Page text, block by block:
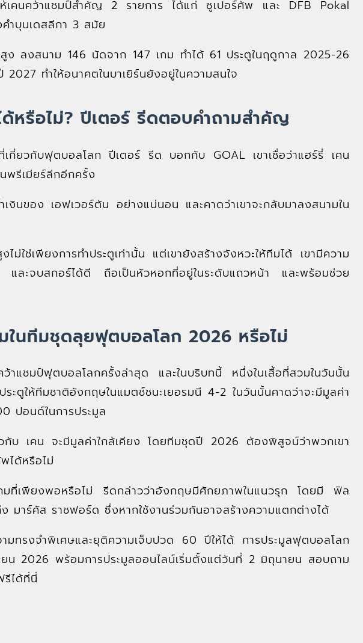
ให้เคนคว้าแชมป์สำคัญ 2 รายการ ได้แก่ ซูเปอร์คัพ และ DFB Pokal
ำบุนเดสลีกา 3 สมัย
ง ลงสนาม 146 นัดจาก 147 เกม ทำได้ 61 ประตูในฤดูกาล 2025-26
ทำให้อนาคตในบาเยิร์นยังอยู่ในความสนใจ
หรือไม่? ปีเตอร์ รีดตอบคำถามสำคัญ
เกี่ยวกับฟุตบอลโลก ปีเตอร์ รีด บอกกับ GOAL เขาเชื่อว่าแฮร์รี่ เคน
พรีเมียร์ลีกอีกครั้ง
เงินของ เอฟเวอร์ตัน อย่างแน่นอน และคาดว่าเขาจะกลับมาลงสนามใน
ม่ใช่เพียงการทำประตูเท่านั้น แต่เขายังสร้างจังหวะให้ทีมได้ เขามีความ
ละจบสกอร์ได้ดี ถือเป็นหัวหอกที่อยู่ในระดับแถวหน้า และพร้อมช่วย
ในทีมชุดลุยฟุตบอลโลก 2026 หรือไม่
าแชมป์ฟุตบอลโลกครั้งล่าสุด และในบริบทนี้ หนึ่งในเสื้อที่สวมในวันนั้น
ะตูให้ทีมชาติอังกฤษในแมตช์ชนะเยอรมนี 4-2 ในวันนั้นคาดว่าจะมีมูลค่า
ปอนด์ในการประมูล
วกับ เคน จะมีมูลค่าใกล้เคียง โดยทีมชุดปี 2026 ต้องพิสูจน์ว่าพวกเขา
ได้หรือไม่
ที่เพียงพอหรือไม่ รีดกล่าวว่าอังกฤษมีศักยภาพในแนวรุก โดยมี ฟิล
มาร์คัส ราชฟอร์ด ซึ่งหากใช้งานร่วมกันอาจสร้างความแตกต่างได้
มทรงจำพิเศษและยุติความเจ็บปวด 60 ปีให้ได้ การประมูลฟุตบอลโลก
น 2026 พร้อมการประมูลออนไลน์เริ่มตั้งแต่วันที่ 2 มิถุนายน สอบถาม
รีได้ที่นี่